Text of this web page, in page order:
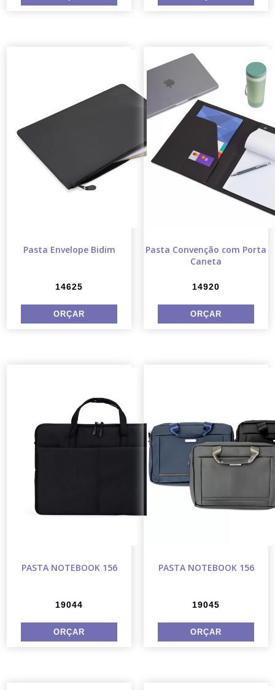
Pasta Envelope Bidim
14625
Pasta Convenção com Porta
Caneta
14920
PASTA NOTEBOOK 156
19044
PASTA NOTEBOOK 156
19045